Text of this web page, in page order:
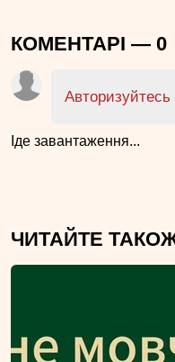
КОМЕНТАРІ — 0
Авторизуйтесь
Іде завантаження...
ЧИТАЙТЕ